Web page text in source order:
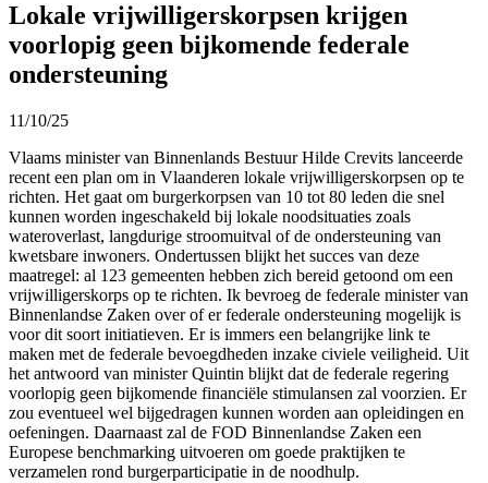
Lokale vrijwilligerskorpsen krijgen
voorlopig geen bijkomende federale
ondersteuning
11/10/25
Vlaams minister van Binnenlands Bestuur Hilde Crevits lanceerde
recent een plan om in Vlaanderen lokale vrijwilligerskorpsen op te
richten. Het gaat om burgerkorpsen van 10 tot 80 leden die snel
kunnen worden ingeschakeld bij lokale noodsituaties zoals
wateroverlast, langdurige stroomuitval of de ondersteuning van
kwetsbare inwoners. Ondertussen blijkt het succes van deze
maatregel: al 123 gemeenten hebben zich bereid getoond om een
vrijwilligerskorps op te richten. Ik bevroeg de federale minister van
Binnenlandse Zaken over of er federale ondersteuning mogelijk is
voor dit soort initiatieven. Er is immers een belangrijke link te
maken met de federale bevoegdheden inzake civiele veiligheid. Uit
het antwoord van minister Quintin blijkt dat de federale regering
voorlopig geen bijkomende financiële stimulansen zal voorzien. Er
zou eventueel wel bijgedragen kunnen worden aan opleidingen en
oefeningen. Daarnaast zal de FOD Binnenlandse Zaken een
Europese benchmarking uitvoeren om goede praktijken te
verzamelen rond burgerparticipatie in de noodhulp.